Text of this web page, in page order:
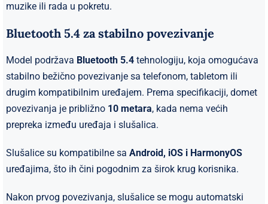
muzike ili rada u pokretu.
Bluetooth 5.4 za stabilno povezivanje
Model podržava Bluetooth 5.4 tehnologiju, koja omogućava
stabilno bežično povezivanje sa telefonom, tabletom ili
drugim kompatibilnim uređajem. Prema specifikaciji, domet
povezivanja je približno 10 metara, kada nema većih
prepreka između uređaja i slušalica.
Slušalice su kompatibilne sa Android, iOS i HarmonyOS
uređajima, što ih čini pogodnim za širok krug korisnika.
Nakon prvog povezivanja, slušalice se mogu automatski